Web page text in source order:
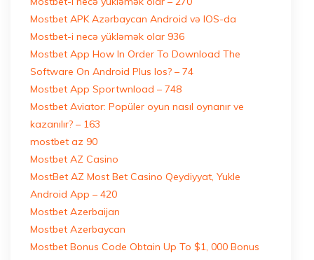
Mostbet APK Azərbaycan Android və IOS-da
Mostbet-i necə yükləmək olar 936
Mostbet App How In Order To Download The
Software On Android Plus Ios? – 74
Mostbet App Sportwnload – 748
Mostbet Aviator: Popüler oyun nasıl oynanır ve
kazanılır? – 163
mostbet az 90
Mostbet AZ Casino
MostBet AZ Most Bet Casino Qeydiyyat, Yukle
Android App – 420
Mostbet Azerbaijan
Mostbet Azerbaycan
Mostbet Bonus Code Obtain Up To $1, 000 Bonus